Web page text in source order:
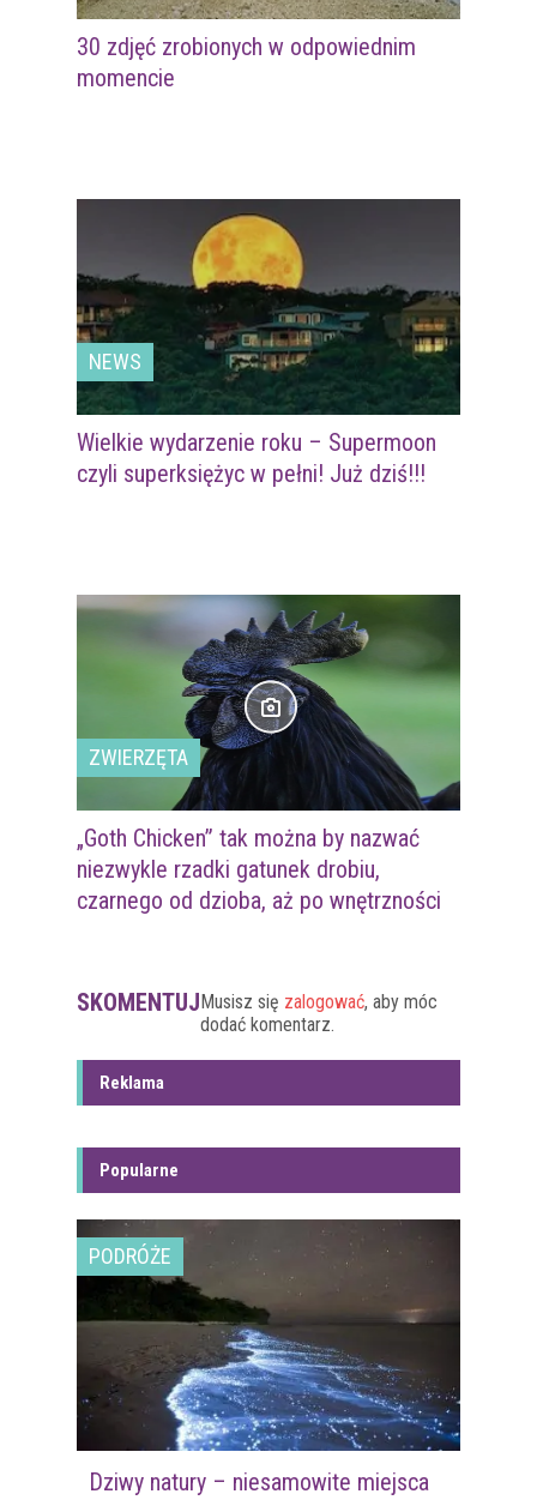
30 zdjęć zrobionych w odpowiednim
momencie
NEWS
Wielkie wydarzenie roku – Supermoon
czyli superksiężyc w pełni! Już dziś!!!
ZWIERZĘTA
„Goth Chicken” tak można by nazwać
niezwykle rzadki gatunek drobiu,
czarnego od dzioba, aż po wnętrzności
SKOMENTUJ Musisz się zalogować, aby móc
dodać komentarz.
Reklama
Popularne
PODRÓŻE
Dziwy natury – niesamowite miejsca